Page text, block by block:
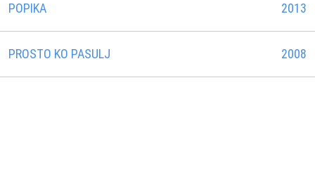
POPIKA 2013
PROSTO KO PASULJ 2008